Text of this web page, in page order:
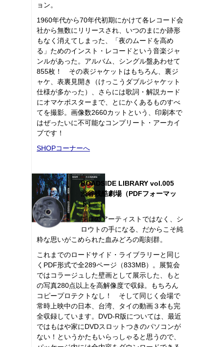
ョン。
1960年代から70年代初期にかけて各レコード会
社から無数にリリースされ、いつのまにか跡形
もなく消えてしまった、「夜のムードを高め
る」ためのインスト・レコードという音楽ジャ
ンルがあった。アルバム、シングル盤あわせて
855枚！ その表ジャケットはもちろん、裏ジ
ャケ、表裏見開き（けっこうダブルジャケット
仕様が多かった）、さらには歌詞・解説カード
にオマケポスターまで、とにかくあるものすべ
てを撮影。画像数2660カットという、印刷本で
はぜったいに不可能なコンプリート・アーカイ
ブです！
SHOPコーナーへ
ROADSIDE LIBRARY vol.005
渋谷残酷劇場（PDFフォーマッ
ト）
プロのアーティストではなく、シ
ロウトの手になる、だからこそ純
粋な思いがこめられた血みどろの彫刻群。
これまでのロードサイド・ライブラリーと同じ
くPDF形式で全289ページ（833MB）。展覧会
ではコラージュした壁画として展示した、もと
の写真280点以上を高解像度で収録。もちろん
コピープロテクトなし！ そして同じく会場で
常時上映中の日本、台湾、タイの動画３本も完
全収録しています。DVD-R版については、最近
ではもはや家にDVDスロットつきのパソコンが
ない！というかたもいらっしゃると思うので、